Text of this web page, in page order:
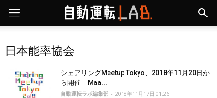
日本能率協会
シェアリングMeetup Tokyo、2018年11月20日か
ら開催 Maa...
自動運転ラボ編集部 - 2018年11月17日 01:26